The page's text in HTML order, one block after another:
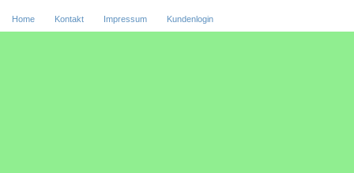
Home Kontakt Impressum Kundenlogin